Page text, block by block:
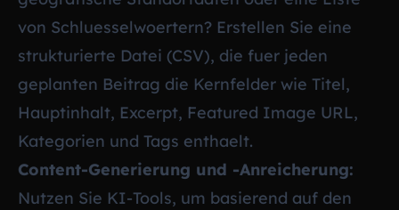
von Schluesselwoertern? Erstellen Sie eine
strukturierte Datei (CSV), die fuer jeden
geplanten Beitrag die Kernfelder wie Titel,
Hauptinhalt, Excerpt, Featured Image URL,
Kategorien und Tags enthaelt.
Content-Generierung und -Anreicherung:
Nutzen Sie KI-Tools, um basierend auf den